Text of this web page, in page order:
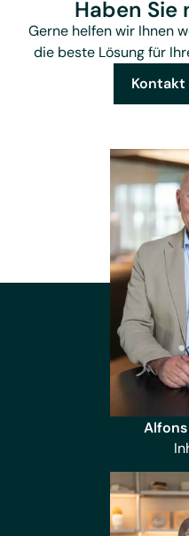
Haben Sie
Gerne helfen wir Ihnen
die beste Lösung für
Kontakt